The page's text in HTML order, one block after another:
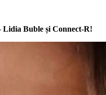
Buble și Connect-R!